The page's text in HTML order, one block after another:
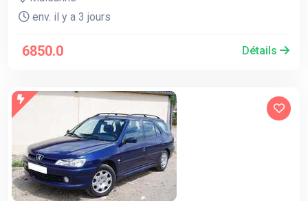
env. il y a 3 jours
6850.0 Détails